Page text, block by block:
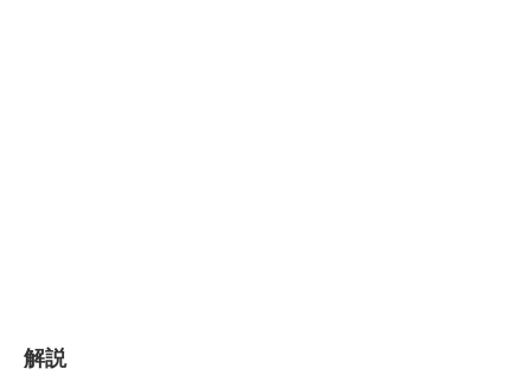
エレクトロニクス専門サイト
解説